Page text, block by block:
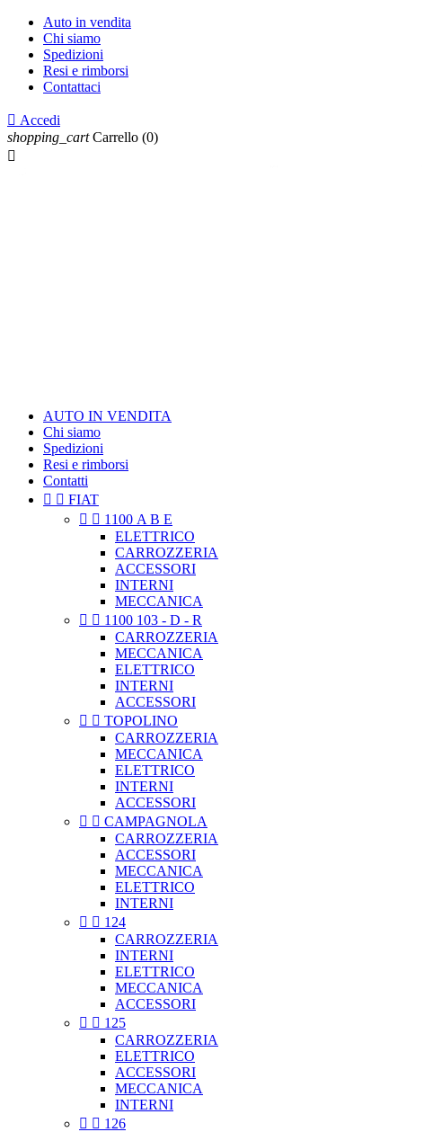
Auto in vendita
Chi siamo
Spedizioni
Resi e rimborsi
Contattaci
 Accedi
shopping_cart Carrello (0)

AUTO IN VENDITA
Chi siamo
Spedizioni
Resi e rimborsi
Contatti
  FIAT
  1100 A B E
ELETTRICO
CARROZZERIA
ACCESSORI
INTERNI
MECCANICA
  1100 103 - D - R
CARROZZERIA
MECCANICA
ELETTRICO
INTERNI
ACCESSORI
  TOPOLINO
CARROZZERIA
MECCANICA
ELETTRICO
INTERNI
ACCESSORI
  CAMPAGNOLA
CARROZZERIA
ACCESSORI
MECCANICA
ELETTRICO
INTERNI
  124
CARROZZERIA
INTERNI
ELETTRICO
MECCANICA
ACCESSORI
  125
CARROZZERIA
ELETTRICO
ACCESSORI
MECCANICA
INTERNI
  126